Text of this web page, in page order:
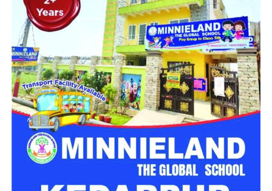
प्रारंभिक जानकारी के अनुसार, पर्यटक नैनीताल भ्रमण के बाद टैक्सी से
हल्द्वानी की ओर लौट रहे थे। इसी दौरान ज्योलीकोट क्षेत्र में वाहन चालक
का नियंत्रण टैक्सी से हट गया और वाहन सड़क से नीचे करीब 40 मीटर
गहरी खाई में जा गिरा। दुर्घटना के बाद मौके पर अफरा-तफरी मच गई और
स्थानीय लोगों ने राहत कार्य शुरू करने के साथ पुलिस को सूचना दी।